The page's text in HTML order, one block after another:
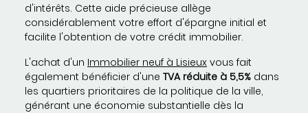
d'intérêts. Cette aide précieuse allège
considérablement votre effort d'épargne initial et
facilite l'obtention de votre crédit immobilier.
L'achat d'un Immobilier neuf à Lisieux vous fait
également bénéficier d'une TVA réduite à 5,5% dans
les quartiers prioritaires de la politique de la ville,
générant une économie substantielle dès la